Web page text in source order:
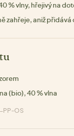
% vlny, hřejivý na
zahřeje, aniž přidává
(bio), 40 % vlna
PP-OS